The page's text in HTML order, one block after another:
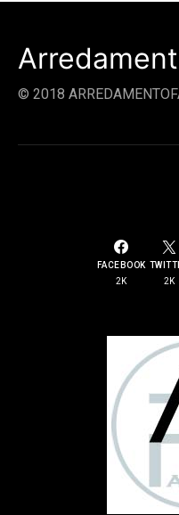
© 2018
FACEBOOK
2K
2K